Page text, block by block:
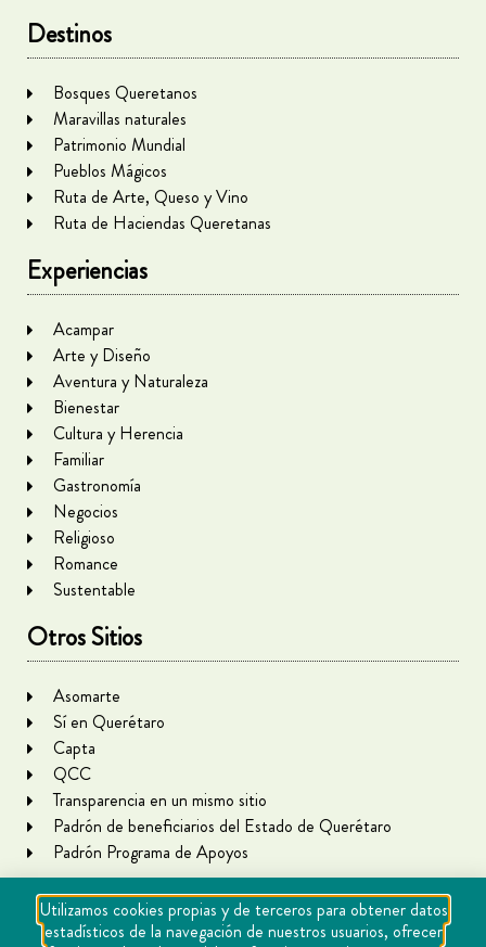
Destinos
Bosques Queretanos
Maravillas naturales
Patrimonio Mundial
Pueblos Mágicos
Ruta de Arte, Queso y Vino
Ruta de Haciendas Queretanas
Experiencias
Acampar
Arte y Diseño
Aventura y Naturaleza
Bienestar
Cultura y Herencia
Familiar
Gastronomía
Negocios
Religioso
Romance
Sustentable
Otros Sitios
Asomarte
Sí en Querétaro
Capta
QCC
Transparencia en un mismo sitio
Padrón de beneficiarios del Estado de Querétaro
Padrón Programa de Apoyos
Utilizamos cookies propias y de terceros para obtener datos
estadísticos de la navegación de nuestros usuarios, ofrecer